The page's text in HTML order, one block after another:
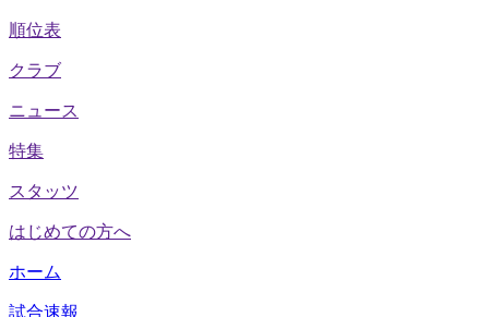
順位表
クラブ
ニュース
特集
スタッツ
はじめての方へ
ホーム
試合速報